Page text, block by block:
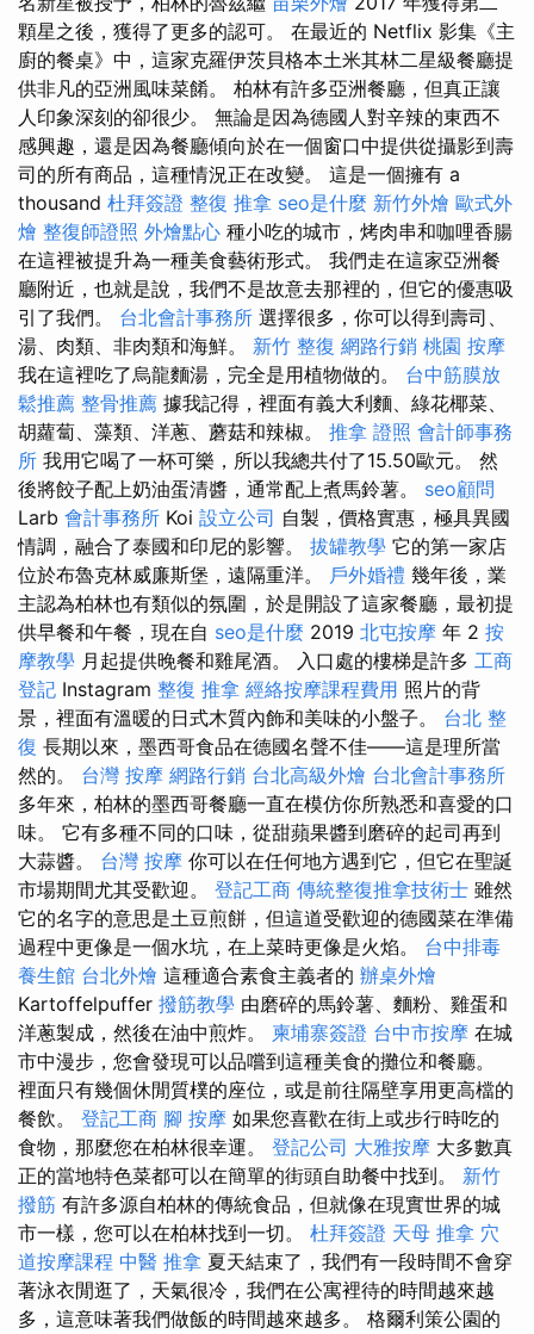
顆星之後，獲得了更多的認可。 在最近的 Netflix 影集《主
廚的餐桌》中，這家克羅伊茨貝格本土米其林二星級餐廳提
供非凡的亞洲風味菜餚。 柏林有許多亞洲餐廳，但真正讓
人印象深刻的卻很少。 無論是因為德國人對辛辣的東西不
感興趣，還是因為餐廳傾向於在一個窗口中提供從攝影到壽
司的所有商品，這種情況正在改變。 這是一個擁有 a
thousand 杜拜簽證 整復 推拿 seo是什麼 新竹外燴 歐式外
燴 整復師證照 外燴點心 種小吃的城市，烤肉串和咖哩香腸
在這裡被提升為一種美食藝術形式。 我們走在這家亞洲餐
廳附近，也就是說，我們不是故意去那裡的，但它的優惠吸
引了我們。 台北會計事務所 選擇很多，你可以得到壽司、
湯、肉類、非肉類和海鮮。 新竹 整復 網路行銷 桃園 按摩
我在這裡吃了烏龍麵湯，完全是用植物做的。 台中筋膜放
鬆推薦 整骨推薦 據我記得，裡面有義大利麵、綠花椰菜、
胡蘿蔔、藻類、洋蔥、蘑菇和辣椒。 推拿 證照 會計師事務
所 我用它喝了一杯可樂，所以我總共付了15.50歐元。 然
後將餃子配上奶油蛋清醬，通常配上煮馬鈴薯。 seo顧問
Larb 會計事務所 Koi 設立公司 自製，價格實惠，極具異國
情調，融合了泰國和印尼的影響。 拔罐教學 它的第一家店
位於布魯克林威廉斯堡，遠隔重洋。 戶外婚禮 幾年後，業
主認為柏林也有類似的氛圍，於是開設了這家餐廳，最初提
供早餐和午餐，現在自 seo是什麼 2019 北屯按摩 年 2 按
摩教學 月起提供晚餐和雞尾酒。 入口處的樓梯是許多 工商
登記 Instagram 整復 推拿 經絡按摩課程費用 照片的背
景，裡面有溫暖的日式木質內飾和美味的小盤子。 台北 整
復 長期以來，墨西哥食品在德國名聲不佳——這是理所當
然的。 台灣 按摩 網路行銷 台北高級外燴 台北會計事務所
多年來，柏林的墨西哥餐廳一直在模仿你所熟悉和喜愛的口
味。 它有多種不同的口味，從甜蘋果醬到磨碎的起司再到
大蒜醬。 台灣 按摩 你可以在任何地方遇到它，但它在聖誕
市場期間尤其受歡迎。 登記工商 傳統整復推拿技術士 雖然
它的名字的意思是土豆煎餅，但這道受歡迎的德國菜在準備
過程中更像是一個水坑，在上菜時更像是火焰。 台中排毒
養生館 台北外燴 這種適合素食主義者的 辦桌外燴
Kartoffelpuffer 撥筋教學 由磨碎的馬鈴薯、麵粉、雞蛋和
洋蔥製成，然後在油中煎炸。 柬埔寨簽證 台中市按摩 在城
市中漫步，您會發現可以品嚐到這種美食的攤位和餐廳。
裡面只有幾個休閒質樸的座位，或是前往隔壁享用更高檔的
餐飲。 登記工商 腳 按摩 如果您喜歡在街上或步行時吃的
食物，那麼您在柏林很幸運。 登記公司 大雅按摩 大多數真
正的當地特色菜都可以在簡單的街頭自助餐中找到。 新竹
撥筋 有許多源自柏林的傳統食品，但就像在現實世界的城
市一樣，您可以在柏林找到一切。 杜拜簽證 天母 推拿 穴
道按摩課程 中醫 推拿 夏天結束了，我們有一段時間不會穿
著泳衣閒逛了，天氣很冷，我們在公寓裡待的時間越來越
多，這意味著我們做飯的時間越來越多。 格爾利策公園的